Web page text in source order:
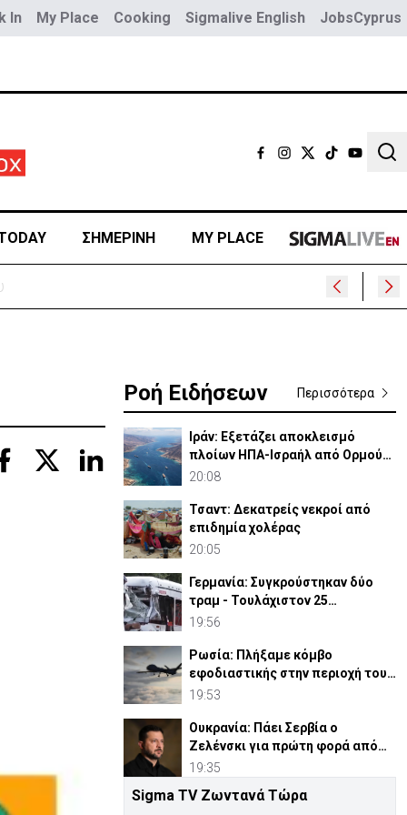
In My Place Cooking Sigmalive English JobsCyprus
ΣΗΜΕΡΙΝΗ MY PLACE
Ροή Ειδήσεων Περισσότερα
Ιράν: Εξετάζει αποκλεισμό
πλοίων ΗΠΑ-Ισραήλ από Ορμούζ
και πρόστιμο μέχρι 20%
20:08
Τσαντ: Δεκατρείς νεκροί από
επιδημία χολέρας
20:05
Γερμανία: Συγκρούστηκαν δύο
τραμ - Τουλάχιστον 25
τραυματίες, οι 7 σοβαρά
19:56
Ρωσία: Πλήξαμε κόμβο
εφοδιαστικής στην περιοχή του
Κιέβου με drones
19:53
Ουκρανία: Πάει Σερβία ο
Ζελένσκι για πρώτη φορά από
την έναρξη του πολέμου
19:35
Έπεσε η στάθμη του Δούναβη και
Sigma TV Ζωντανά Τώρα